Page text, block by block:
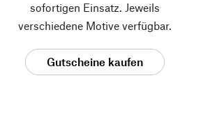
sofortigen Einsatz. Jeweils
verschiedene Motive verfügbar.
Gutscheine kaufen